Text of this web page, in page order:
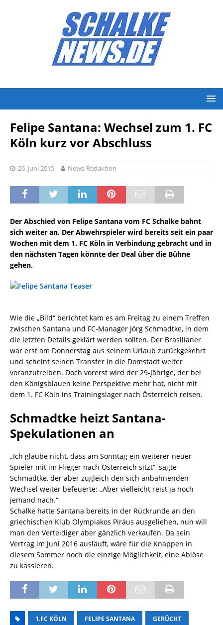
Felipe Santana: Wechsel zum 1. FC
Köln kurz vor Abschluss
26. Juni 2015 News-Redaktion
Der Abschied von Felipe Santana vom FC Schalke bahnt
sich weiter an. Der Abwehrspieler wird bereits seit ein paar
Wochen mit dem 1. FC Köln in Verbindung gebracht und in
den nächsten Tagen könnte der Deal über die Bühne
gehen.
Wie die „Bild“ berichtet kam es am Freitag zu einem Treffen
zwischen Santana und FC-Manager Jörg Schmadtke, in dem
die letzten Details geklärt werden sollten. Der Brasilianer
war erst am Donnerstag aus seinem Urlaub zurückgekehrt
und scheint seinen Transfer in die Domstadt weiter
voranzutreiben. Doch vorerst wird der 29-Jährige, der bei
den Königsblauen keine Perspektive mehr hat, nicht mit
dem 1. FC Köln ins Trainingslager nach Österreich reisen.
Schmadtke heizt Santana-
Spekulationen an
„Ich glaube nicht, dass am Sonntag ein weiterer neuer
Spieler mit im Flieger nach Österreich sitzt“, sagte
Schmadtke, der aber zugleich den sich anbahnenden
Wechsel weiter befeuerte: „Aber vielleicht reist ja noch
jemand nach.“
Schalke hatte Santana bereits in der Rückrunde an den
griechischen Klub Olympiakos Piräus ausgeliehen, nun will
man den Verteidiger aber gänzlich verkaufen. Da sein
Vertrag im Juni 2016 ausläuft, wäre für die Knappen in
diesem Sommer noch die einzige Möglichkeit, eine Ablöse
zu kassieren.
1.FC KÖLN FELIPE SANTANA GERÜCHT